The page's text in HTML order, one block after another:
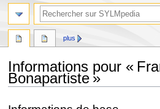
Informations pour «
Bonapartiste »
plus